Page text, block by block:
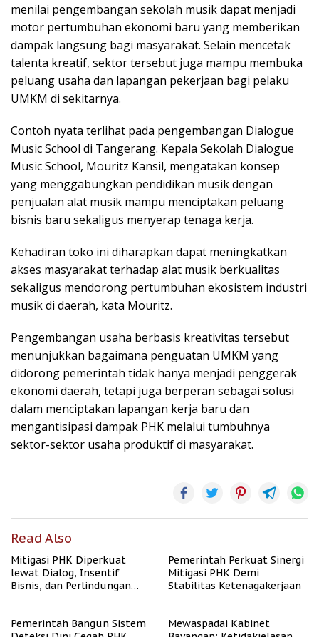
menilai pengembangan sekolah musik dapat menjadi
motor pertumbuhan ekonomi baru yang memberikan
dampak langsung bagi masyarakat. Selain mencetak
talenta kreatif, sektor tersebut juga mampu membuka
peluang usaha dan lapangan pekerjaan bagi pelaku
UMKM di sekitarnya.
Contoh nyata terlihat pada pengembangan Dialogue
Music School di Tangerang. Kepala Sekolah Dialogue
Music School, Mouritz Kansil, mengatakan konsep
yang menggabungkan pendidikan musik dengan
penjualan alat musik mampu menciptakan peluang
bisnis baru sekaligus menyerap tenaga kerja.
Kehadiran toko ini diharapkan dapat meningkatkan
akses masyarakat terhadap alat musik berkualitas
sekaligus mendorong pertumbuhan ekosistem industri
musik di daerah, kata Mouritz.
Pengembangan usaha berbasis kreativitas tersebut
menunjukkan bagaimana penguatan UMKM yang
didorong pemerintah tidak hanya menjadi penggerak
ekonomi daerah, tetapi juga berperan sebagai solusi
dalam menciptakan lapangan kerja baru dan
mengantisipasi dampak PHK melalui tumbuhnya
sektor-sektor usaha produktif di masyarakat.
Read Also
Mitigasi PHK Diperkuat
lewat Dialog, Insentif
Bisnis, dan Perlindungan
Pemerintah Perkuat Sinergi
Mitigasi PHK Demi
Stabilitas Ketenagakerjaan
Pemerintah Bangun Sistem
Mewaspadai Kabinet